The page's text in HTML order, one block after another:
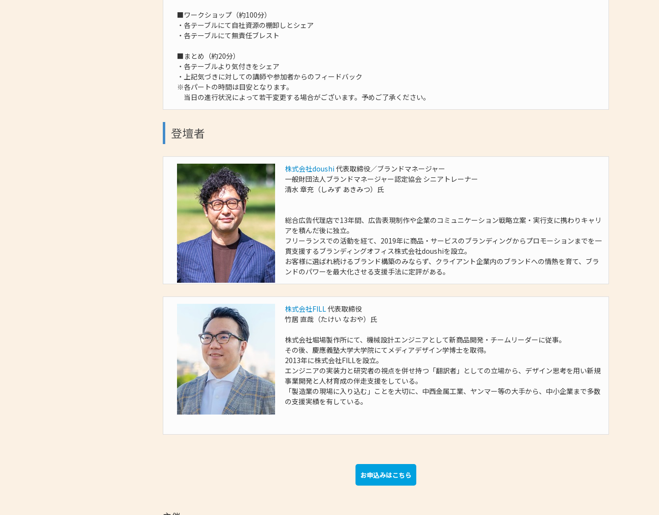
■ワークショップ（約100分）
・各テーブルにて自社資源の棚卸しとシェア
・各テーブルにて無責任ブレスト
■まとめ（約20分）
・各テーブルより気付きをシェア
・上記気づきに対しての講師や参加者からのフィードバック
※各パートの時間は目安となります。
当日の進行状況によって若干変更する場合がございます。予めご了承ください。
登壇者
株式会社doushi 代表取締役／ブランドマネージャー
一般財団法人ブランドマネージャー認定協会 シニアトレーナー
清水 章充（しみず あきみつ）氏
総合広告代理店で13年間、広告表現制作や企業のコミュニケーション戦略立案・実行支に携わりキャリ
アを積んだ後に独立。
フリーランスでの活動を経て、2019年に商品・サービスのブランディングからプロモーションまでを一
貫支援するブランディングオフィス株式会社doushiを設立。
お客様に選ばれ続けるブランド構築のみならず、クライアント企業内のブランドへの情熱を育て、ブラ
ンドのパワーを最大化させる支援手法に定評がある。
株式会社FILL代表取締役
竹居 直哉（たけい なおや）氏
株式会社堀場製作所にて、機械設計エンジニアとして新商品開発・チームリーダーに従事。
その後、慶應義塾大学大学院にてメディアデザイン学博士を取得。
2013年に株式会社FILLを設立。
エンジニアの実装力と研究者の視点を併せ持つ「翻訳者」としての立場から、デザイン思考を用い新規
事業開発と人材育成の伴走支援をしている。
「製造業の現場に入り込む」ことを大切に、中西金属工業、ヤンマー等の大手から、中小企業まで多数
の支援実績を有している。
お申込みはこちら